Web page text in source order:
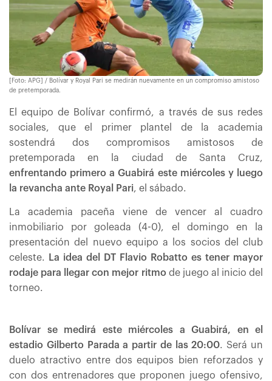
[Foto: APG] / Bolívar y Royal Pari se medirán nuevamente en un compromiso amistoso
de pretemporada.
El equipo de Bolívar confirmó, a través de sus redes
sociales, que el primer plantel de la academia
sostendrá dos compromisos amistosos de
pretemporada en la ciudad de Santa Cruz,
enfrentando primero a Guabirá este miércoles y luego
la revancha ante Royal Pari, el sábado.
La academia paceña viene de vencer al cuadro
inmobiliario por goleada (4-0), el domingo en la
presentación del nuevo equipo a los socios del club
celeste.
La idea del DT Flavio Robatto es tener mayor
rodaje para llegar con mejor ritmode juego al inicio del
torneo.
Bolívar se medirá este miércoles a Guabirá, en el
estadio Gilberto Parada a partir de las 20:00. Será un
duelo atractivo entre dos equipos bien reforzados y
con dos entrenadores que proponen juego ofensivo,